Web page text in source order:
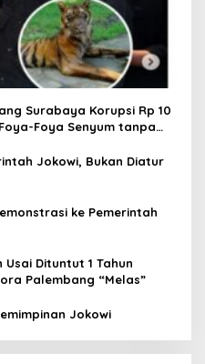
Surabaya Korupsi Rp 10
Foya Senyum tanpa
Jokowi, Bukan Diatur
ke Pemerintah
Dituntut 1 Tahun
Penjara Oknum ASN Dispora Palembang “Melas”
Jokowi